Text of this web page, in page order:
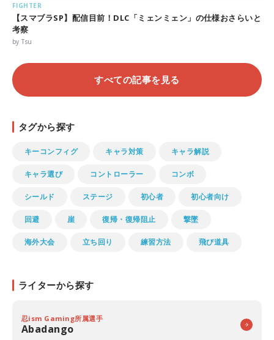
FIGHTER
【スマブラSP】配信目前！DLC「ミェンミェン」の仕様おさらいと
考察
by Tsu
すべての記事を見る
タグから探す
キーコンフィグ キャラ対策 キャラ解説
キャラ選び コントローラー コンボ
シールド ステージ 初心者 初心者向け
回避 崖 復帰・復帰阻止 撃墜
海外大会 立ち回り 練習方法 飛び道具
ライターから探す
忍ism Gaming所属選手
Abadango